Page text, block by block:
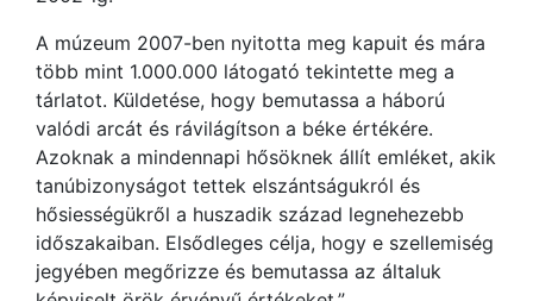
A múzeum 2007-ben nyitotta meg kapuit és mára
több mint 1.000.000 látogató tekintette meg a
tárlatot. Küldetése, hogy bemutassa a háború
valódi arcát és rávilágítson a béke értékére.
Azoknak a mindennapi hősöknek állít emléket, akik
tanúbizonyságot tettek elszántságukról és
hősiességükről a huszadik század legnehezebb
időszakaiban. Elsődleges célja, hogy e szellemiség
jegyében megőrizze és bemutassa az általuk